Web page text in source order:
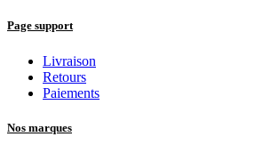
Page support
Livraison
Retours
Paiements
Nos marques